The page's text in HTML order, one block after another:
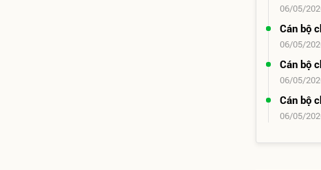
06/05/
Cán bộ
06/05/
Cán bộ
06/05/
Cán bộ
06/05/